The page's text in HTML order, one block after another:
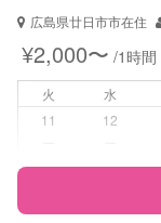
お子様の撮影
（定期特典）
病児対応
広島県廿日市市在住
¥2,000〜 /1時間
火 水
11
12